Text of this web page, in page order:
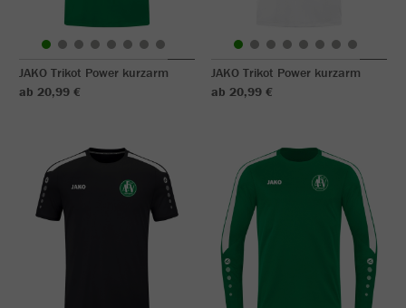
JAKO Trikot Power kurzarm
ab 20,99 €
JAKO Trikot Power kurzarm
ab 20,99 €